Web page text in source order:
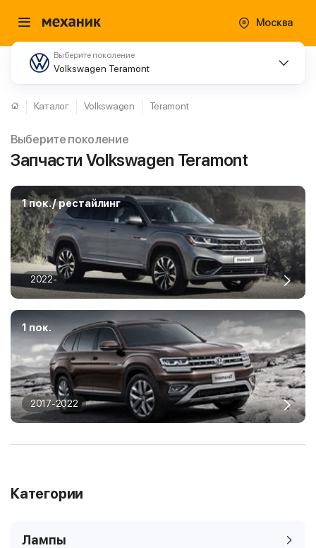
Москва
Выберите поколение
Volkswagen Teramont
Каталог Volkswagen Teramont
Выберите поколение
Запчасти Volkswagen Teramont
1 пок. / рестайлинг
2022-
1 пок.
2017-2022
Категории
Лампы